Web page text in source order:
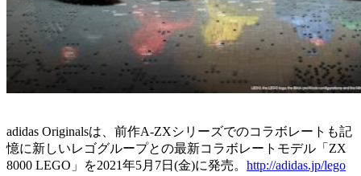
adidas Originalsは、前作A-ZXシリーズでのコラボレートも記
憶に新しいレゴグループとの最新コラボレートモデル「ZX
8000 LEGO」を2021年5月7日(金)に発売。 http://adidas.jp/lego